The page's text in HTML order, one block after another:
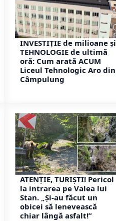
INVESTIȚIE de milioane și
TEHNOLOGIE de ultimă
oră: Cum arată ACUM
Liceul Tehnologic Aro din
Câmpulung
ATENȚIE, TURIȘTI! Pericol
la intrarea pe Valea lui
Stan. „Și-au făcut un
obicei să lenevească
chiar lângă asfalt!”